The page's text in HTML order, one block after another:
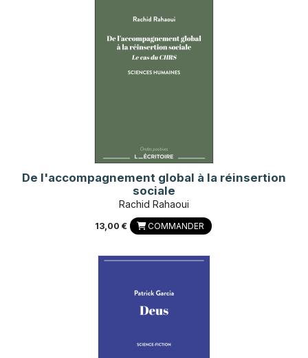
De l'accompagnement global à la réinsertion
sociale
Rachid Rahaoui
13,00 € COMMANDER